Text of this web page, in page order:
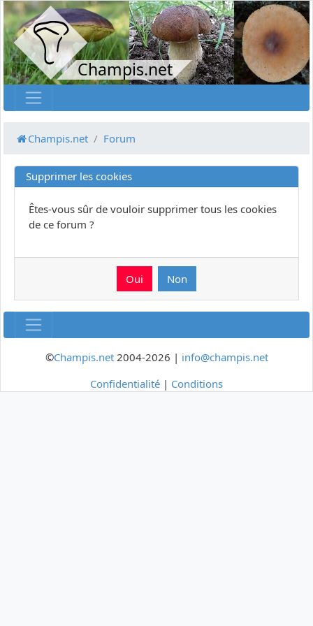
Champis.net
Champis.net Forum
Supprimer les cookies
Êtes-vous sûr de vouloir supprimer tous les cookies
de ce forum ?
©Champis.net2004-2026 | info@champis.net
Confidentialité | Conditions